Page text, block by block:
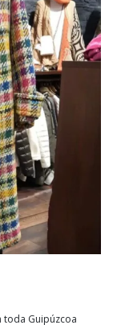
toda Guipúzcoa